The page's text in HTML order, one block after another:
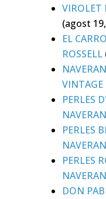
VIROLET
(agost
EL
ROSSELL
VINTAGE
PERLES
NAVERAN
PERLES
NAVERAN
PERLES
NAVERAN
DON